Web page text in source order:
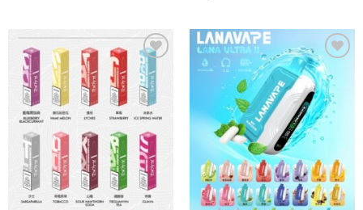
Add to
wishlist
Add to
wishlist